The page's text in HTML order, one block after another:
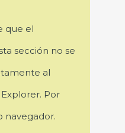
que el
sección no se
al
Por
navegador.